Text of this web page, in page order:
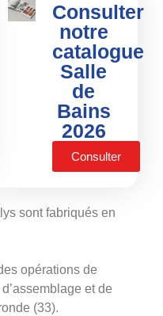
Consulter
notre
catalogue
Salle
de
Bains
2026
Consulter
sont fabriqués en
opérations de
et de
(33).